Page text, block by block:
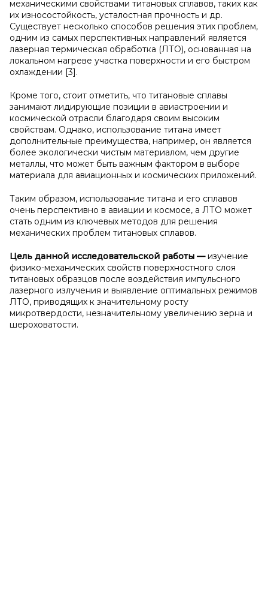
механическими свойствами титановых сплавов, таких как
их износостойкость, усталостная прочность и др.
Существует несколько способов решения этих проблем,
одним из самых перспективных направлений является
лазерная термическая обработка (ЛТО), основанная на
локальном нагреве участка поверхности и его быстром
охлаждении [3].
Кроме того, стоит отметить, что титановые сплавы
занимают лидирующие позиции в авиастроении и
космической отрасли благодаря своим высоким
свойствам. Однако, использование титана имеет
дополнительные преимущества, например, он является
более экологически чистым материалом, чем другие
металлы, что может быть важным фактором в выборе
материала для авиационных и космических приложений.
Таким образом, использование титана и его сплавов
очень перспективно в авиации и космосе, а ЛТО может
стать одним из ключевых методов для решения
механических проблем титановых сплавов.
Цель данной исследовательской работы —изучение
физико-механических свойств поверхностного слоя
титановых образцов после воздействия импульсного
лазерного излучения и выявление оптимальных режимов
ЛТО, приводящих к значительному росту
микротвердости, незначительному увеличению зерна и
шероховатости.